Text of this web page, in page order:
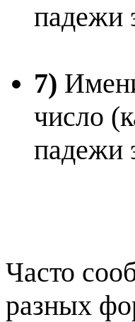
падежи
7)
число
падежи
Часто
разных